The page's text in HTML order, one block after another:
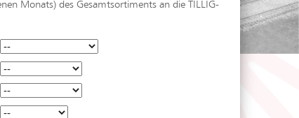
Monats) des Gesamtsortiments an die TILLIG-